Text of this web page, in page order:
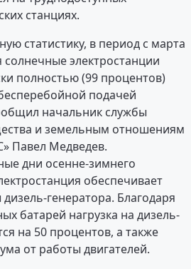
станциях.
статистику, в период с марта
солнечные электростанции
полностью (99 процентов)
подачей
начальник службы
и земельным отношениям
Павел Медведев.
дни осенне-зимнего
обеспечивает
генератора. Благодаря
батарей нагрузка на дизель-
на 50 процентов, а также
от работы двигателей.